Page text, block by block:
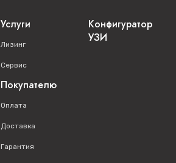
Услуги
Лизинг
Сервис
Покупателю
Оплата
Доставка
Гарантия
Конфигуратор
УЗИ